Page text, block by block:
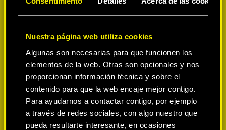
Nuestra página web utiliza cookies
Algunas son necesarias para que funcionen los
elementos de la web. Otras son opcionales y nos
proporcionan información técnica y sobre el
contenido para que la web encaje mejor contigo.
Para ayudarnos a contactar contigo, por ejemplo
a través de redes sociales, con algo nuestro que
pueda resultarte interesante, en ocasiones